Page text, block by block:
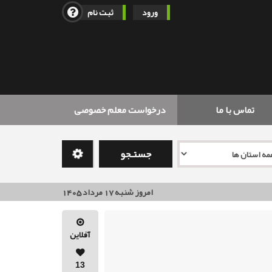
ورود ثبت نام
تماس با ما درخواست معلم خصوصی
جستـجو
امروز شنبه 17 مرداد 1405
آفلاین
13